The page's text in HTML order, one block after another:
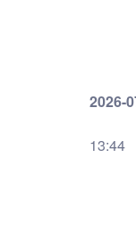
2026-
13:44